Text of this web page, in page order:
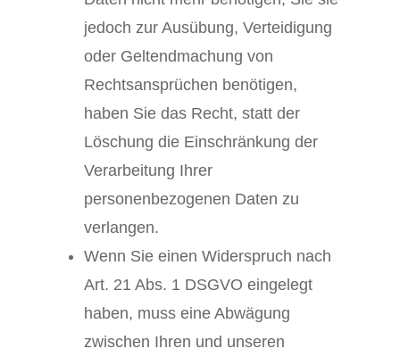
jedoch zur Ausübung, Verteidigung
oder Geltendmachung von
Rechtsansprüchen benötigen,
haben Sie das Recht, statt der
Löschung die Einschränkung der
Verarbeitung Ihrer
personenbezogenen Daten zu
verlangen.
Wenn Sie einen Widerspruch nach
Art. 21 Abs. 1 DSGVO eingelegt
haben, muss eine Abwägung
zwischen Ihren und unseren